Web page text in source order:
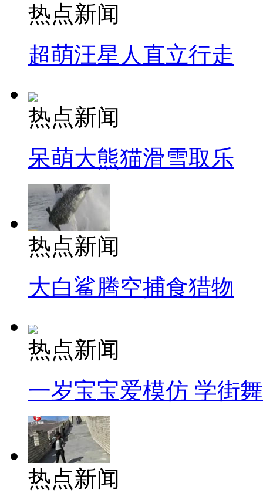
热点新闻
超萌汪星人直立行走
热点新闻
呆萌大熊猫滑雪取乐
热点新闻
大白鲨腾空捕食猎物
热点新闻
一岁宝宝爱模仿 学街
热点新闻